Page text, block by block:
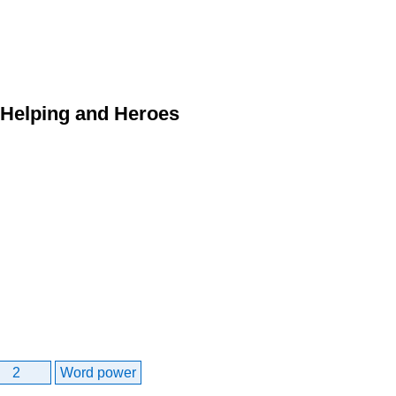
and Heroes
2 Word power